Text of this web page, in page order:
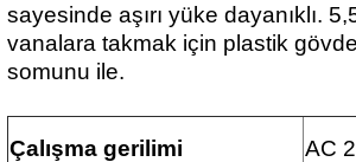
sayesinde aşırı yüke dayanıklı.
vanalara takmak için plastik
somunu ile.
Çalışma gerilimi AC